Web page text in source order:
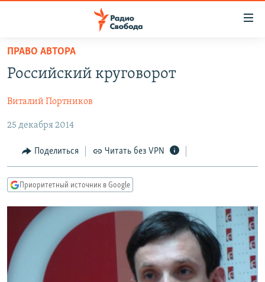
упрощенного
доступа
содержанию
Вернутся
главной
навигации
Вернутся
поиску
АВТОРСКИЕ ПРОЕКТЫ
ЦИТАТЫ СВОБОДЫ
МНЕНИЯ
КУЛЬТУРА
IDEL.РЕАЛИИ
КАВКАЗ.РЕАЛИИ
СЕВЕР.РЕАЛИИ
СИБИРЬ.РЕАЛИИ
РАСПИСАНИЕ ВЕЩАНИЯ
ПРАВО АВТОРА
Российский круговорот
Виталий Портников
25 декабря 2014
Поделиться Читать без VPN
Приоритетный источник в Google